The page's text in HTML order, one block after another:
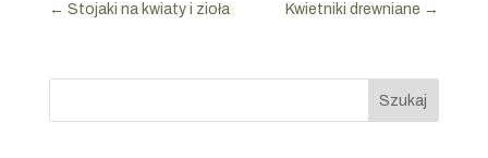
← Stojaki na kwiaty i zioła Kwietniki drewniane →
Szukaj